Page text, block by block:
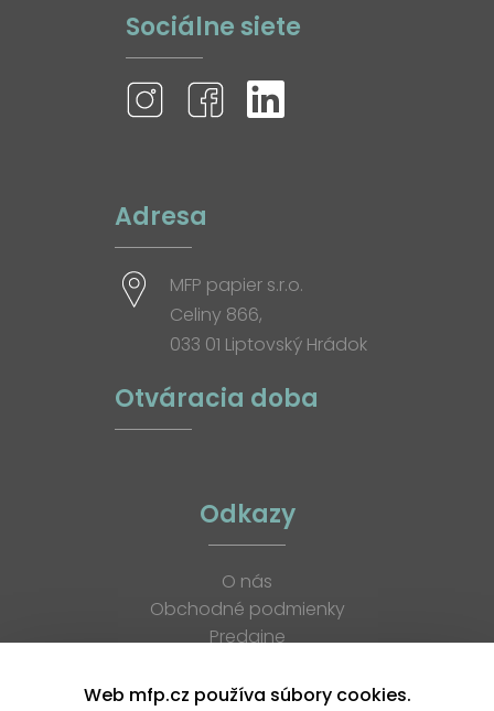
Sociálne siete
Adresa
MFP papier s.r.o.
Celiny 866,
033 01 Liptovský Hrádok
Otváracia doba
Odkazy
O nás
Obchodné podmienky
Predajne
K stiahnutiu
Web mfp.cz používa súbory cookies.